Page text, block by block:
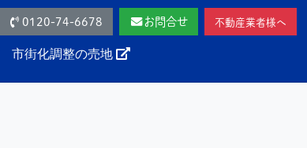
市街化調整の売地
0120-74-6678 お問合せ 不動産業者様へ